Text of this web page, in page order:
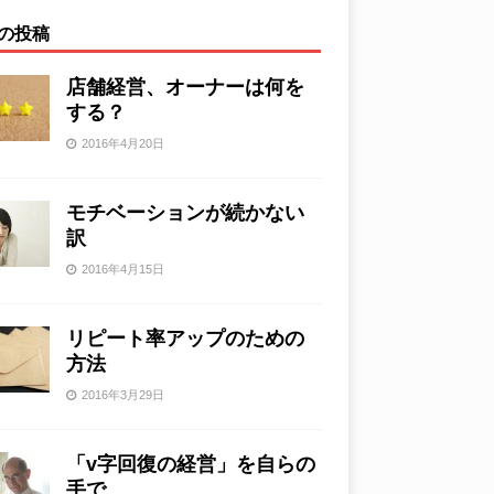
投稿
店舗経営、オーナーは何を
する？
2016年4月20日
モチベーションが続かない
訳
2016年4月15日
リピート率アップのための
方法
2016年3月29日
「v字回復の経営」を自らの
手で